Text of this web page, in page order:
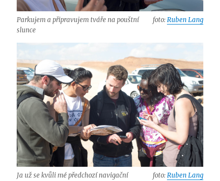
Parkujem a připravujem tváře na pouštní
slunce
foto:Ruben Lang
Ja už se kvůli mé předchozí navigační
foto:Ruben Lang